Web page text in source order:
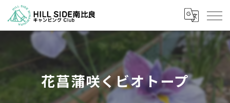
花菖蒲咲くビオトープ